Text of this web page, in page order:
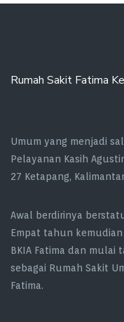
Rumah Sakit Fatima
Umum yang menjadi
Pelayanan Kasih
27 Ketapang,
Awal berdirinya
Empat tahun
BKIA Fatima dan
sebagai Rumah Sakit
Fatima.